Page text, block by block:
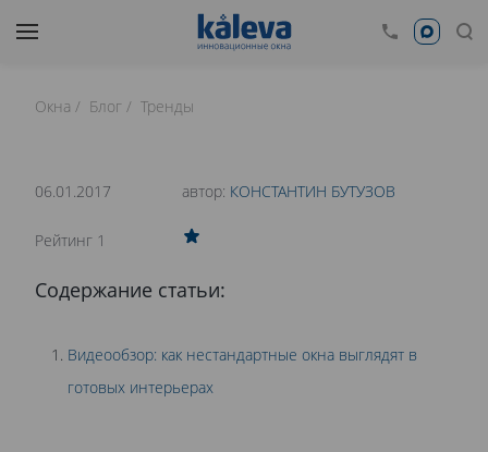
0
Окна Блог Тренды
Содержание статьи:
Видеообзор: как нестандартные окна выглядят в
готовых интерьерах
06.01.2017 автор: КОНСТАНТИН БУТУЗОВ
Рейтинг 1